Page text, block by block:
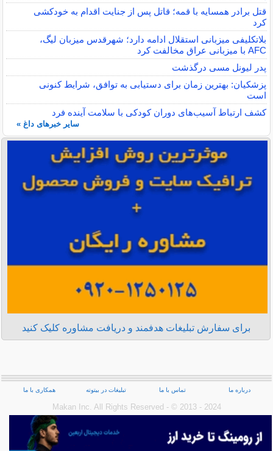
قتل برادر همسایه با قمه؛ قاتل پس از جنایت اقدام به خودکشی
کرد
بلاتکلیفی میزبانی استقلال ادامه دارد؛ شهرقدس میزبان لیگ،
AFC با میزبانی عراق مخالفت کرد
پدر لیونل مسی درگذشت
پزشکیان: بهترین زمان برای دستیابی به توافق، شرایط کنونی
است
کشف ارتباط آسیب‌های دوران کودکی با سلامت آینده فرد
سایر خبرهای داغ »
برای سفارش تبلیغات هدفمند و دریافت مشاوره کلیک کنید
درباره ما تماس با ما تبلیغات در بیتوته همکاری با ما
Makan Inc.‎ All Rights Reserved - © 2013 - 2024